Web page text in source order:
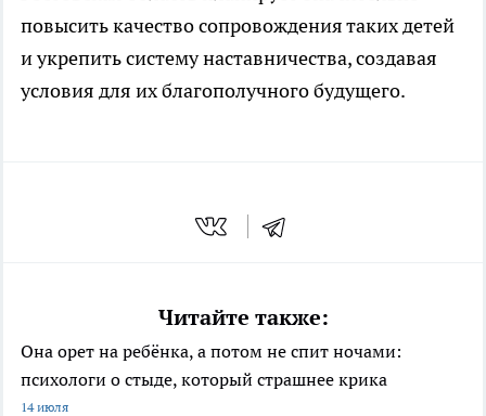
повысить качество сопровождения таких детей
и укрепить систему наставничества, создавая
условия для их благополучного будущего.
Читайте также:
Она орет на ребёнка, а потом не спит ночами:
психологи о стыде, который страшнее крика
14 июля